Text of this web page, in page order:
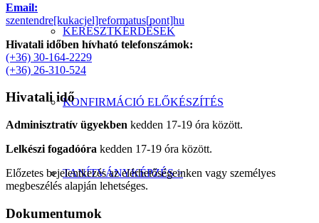
KERESZTKÉRDÉSEK
KONFIRMÁCIÓ ELŐKÉSZÍTÉS
TANÍTVÁNYKÉPZÉS >
Email:
szentendre[kukacjel]reformatus[pont]hu
Hivatali időben hívható telefonszámok:
(+36) 30-164-2229
(+36) 26-310-524
Hivatali idő
Adminisztratív ügyekben kedden 17-19 óra között.
Lelkészi fogadóóra kedden 17-19 óra között.
Előzetes bejelentkezés az elérhetőségeinken vagy személyes
megbeszélés alapján lehetséges.
Dokumentumok